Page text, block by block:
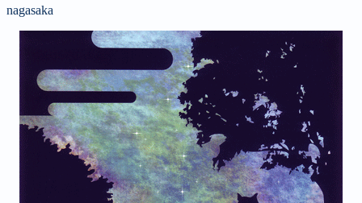
韮崎エリア
ズームアイ
八ヶ岳自然散策
イベント紹介
投稿コーナー
新聞
定期購読のご案内
第４回 八ヶ岳高原文学賞
nagasaka